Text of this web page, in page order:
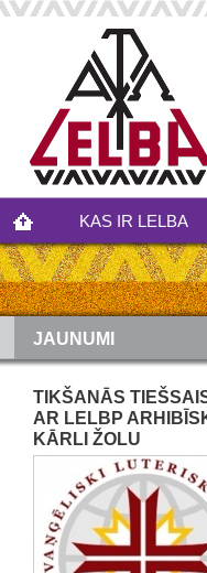
KAS IR LELBA
JAUNUMI
TIKŠANĀS
AR LELBP
KĀRLI ŽOLU